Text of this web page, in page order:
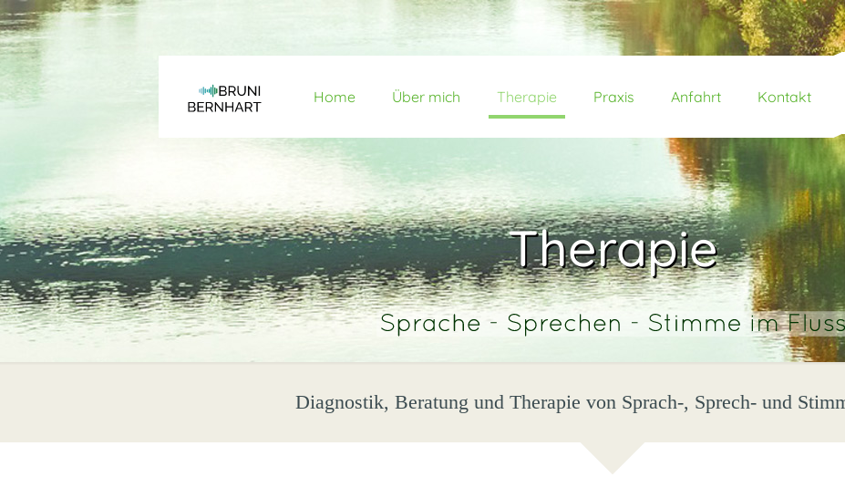
Home Über mich Therapie Praxis Anfahrt Kontakt
Therapie
Diagnostik, Beratung und Therapie von Sprach-, Sprech- und